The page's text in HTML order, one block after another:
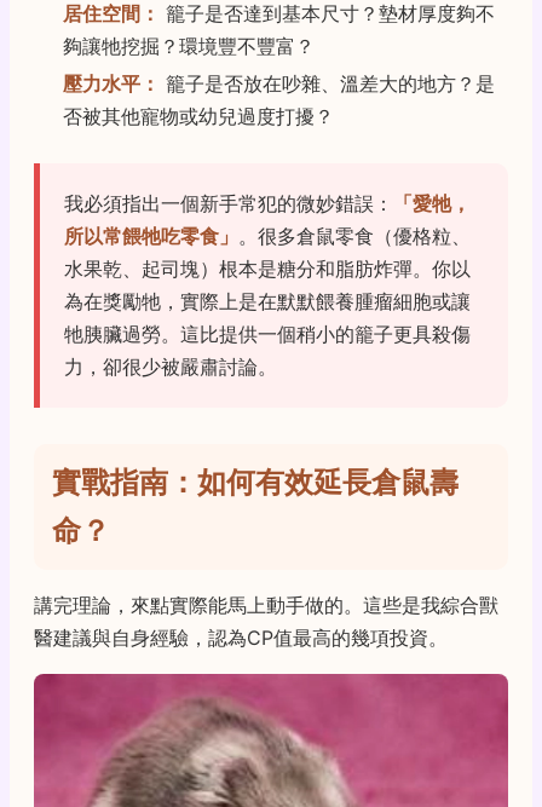
居住空間： 籠子是否達到基本尺寸？墊材厚度夠不
夠讓牠挖掘？環境豐不豐富？
壓力水平： 籠子是否放在吵雜、溫差大的地方？是
否被其他寵物或幼兒過度打擾？
我必須指出一個新手常犯的微妙錯誤：
「愛牠，
所以常餵牠吃零食」 。很多倉鼠零食（優格粒、
水果乾、起司塊）根本是糖分和脂肪炸彈。你以
為在獎勵牠，實際上是在默默餵養腫瘤細胞或讓
牠胰臟過勞。這比提供一個稍小的籠子更具殺傷
力，卻很少被嚴肅討論。
實戰指南：如何有效延長倉鼠壽
命？
講完理論，來點實際能馬上動手做的。這些是我綜合獸
醫建議與自身經驗，認為CP值最高的幾項投資。